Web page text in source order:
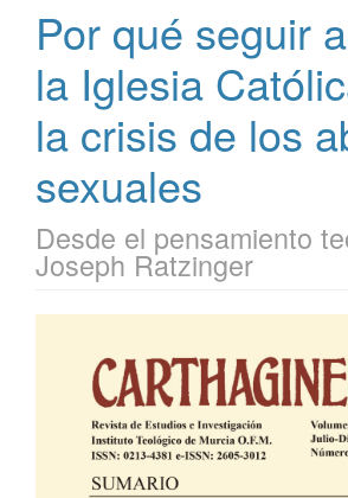
Por qué seguir
la Iglesia
la crisis de los
sexuales
Desde el pensamiento
Joseph Ratzinger